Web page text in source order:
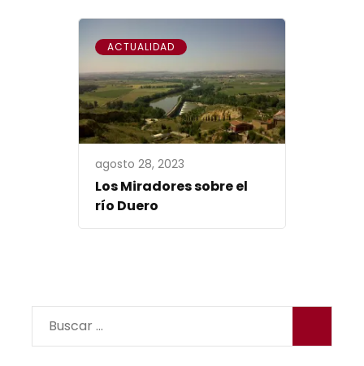
ACTUALIDAD
agosto 28, 2023
Los Miradores sobre el
río Duero
Buscar: